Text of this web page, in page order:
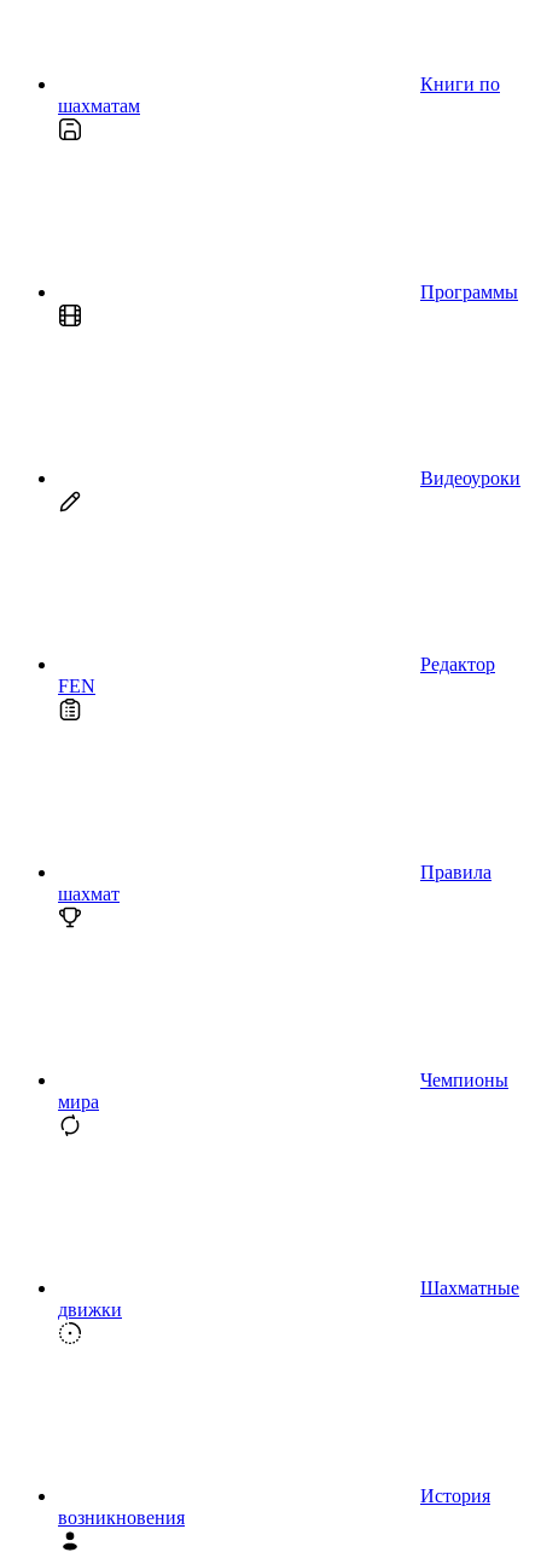
Книги по
шахматам
Программы
Видеоуроки
Редактор
FEN
Правила
шахмат
Чемпионы
мира
Шахматные
движки
История
возникновения